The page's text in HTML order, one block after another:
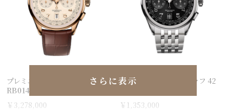
プレミエ B01 クロノグラフ 42
RB0145371G1P2
￥3,278,000
プレミエ B01 クロノグラフ 42
￥1,353,000
さらに表示